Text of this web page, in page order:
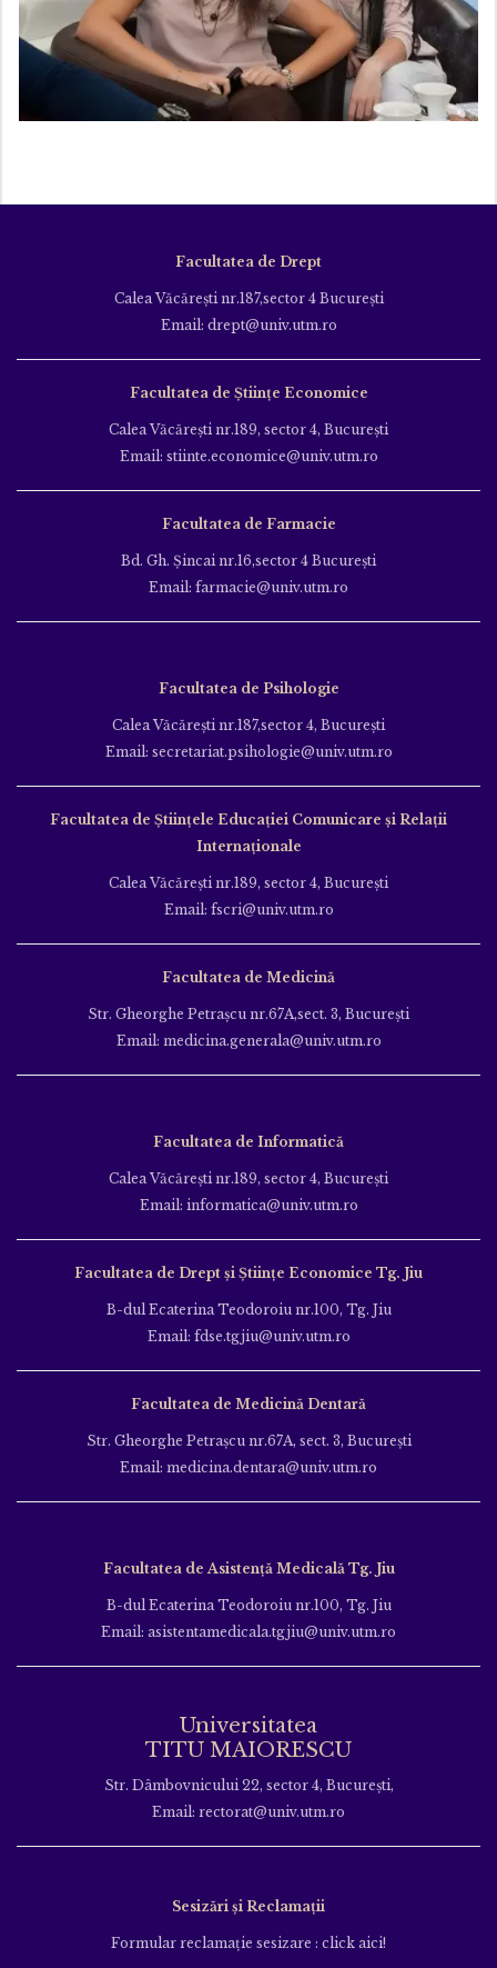
Facultatea de Drept
Calea Văcăreşti nr.187,sector 4 Bucureşti
Email: drept@univ.utm.ro
Facultatea de Științe Economice
Calea Văcăreşti nr.189, sector 4, Bucureşti
Email: stiinte.economice@univ.utm.ro
Facultatea de Farmacie
Bd. Gh. Şincai nr.16,sector 4 Bucureşti
Email: farmacie@univ.utm.ro
Facultatea de Psihologie
Calea Văcăreşti nr.187,sector 4, Bucureşti
Email: secretariat.psihologie@univ.utm.ro
Facultatea de Ştiinţele Educației Comunicare și Relații
Internaționale
Calea Văcăreşti nr.189, sector 4, Bucureşti
Email: fscri@univ.utm.ro
Facultatea de Medicină
Str. Gheorghe Petraşcu nr.67A,sect. 3, Bucureşti
Email: medicina.generala@univ.utm.ro
Facultatea de Informatică
Calea Văcăreşti nr.189, sector 4, Bucureşti
Email: informatica@univ.utm.ro
Facultatea de Drept și Științe Economice Tg. Jiu
B-dul Ecaterina Teodoroiu nr.100, Tg. Jiu
Email: fdse.tgjiu@univ.utm.ro
Facultatea de Medicină Dentară
Str. Gheorghe Petraşcu nr.67A, sect. 3, Bucureşti
Email: medicina.dentara@univ.utm.ro
Facultatea de Asistență Medicală Tg. Jiu
B-dul Ecaterina Teodoroiu nr.100, Tg. Jiu
Email: asistentamedicala.tgjiu@univ.utm.ro
Universitatea
TITU MAIORESCU
Str. Dâmbovnicului 22, sector 4, București,
Email: rectorat@univ.utm.ro
Sesizări și Reclamații
Formular reclamație sesizare : click aici!